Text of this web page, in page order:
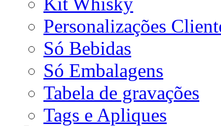
Personalizações
Só Bebidas
Só Embalagens
Tabela de gravações
Tags e Apliques